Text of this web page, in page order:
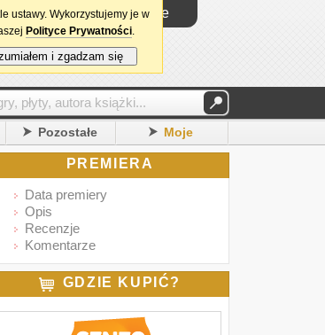
Logowanie
Pozostałe Moje
PREMIERA
Data premiery
Opis
Recenzje
Komentarze
GDZIE KUPIĆ?
ustawy. Wykorzystujemy je w
Polityce Prywatności.
i zgadzam się